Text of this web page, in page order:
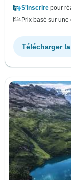
S'inscrire pour
Prix basé sur
Télécharger